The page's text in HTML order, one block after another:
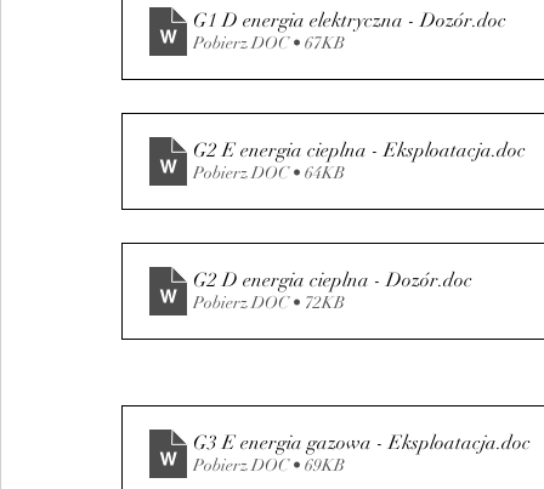
G1 D energia elektryczna - Dozór.doc
Pobierz DOC • 67KB
G2 E energia cieplna - Eksploatacja.doc
Pobierz DOC • 64KB
G2 D energia cieplna - Dozór.doc
Pobierz DOC • 72KB
G3 E energia gazowa - Eksploatacja.doc
Pobierz DOC • 69KB